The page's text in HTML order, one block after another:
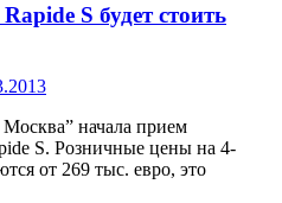
S будет стоить
начала прием
S. Розничные цены на 4-
от 269 тыс. евро, это